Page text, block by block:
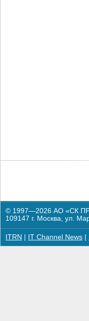
© 1997—2026 АО «СК
109147 г. Москва, ул.
ITRN IT Channel News